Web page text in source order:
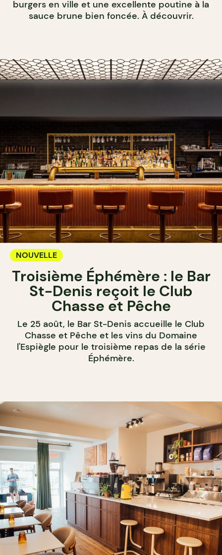
burgers en ville et une excellente poutine à la
sauce brune bien foncée. À découvrir.
NOUVELLE
Troisième Éphémère : le Bar
St-Denis reçoit le Club
Chasse et Pêche
Le 25 août, le Bar St-Denis accueille le Club
Chasse et Pêche et les vins du Domaine
l'Espiègle pour le troisième repas de la série
Éphémère.